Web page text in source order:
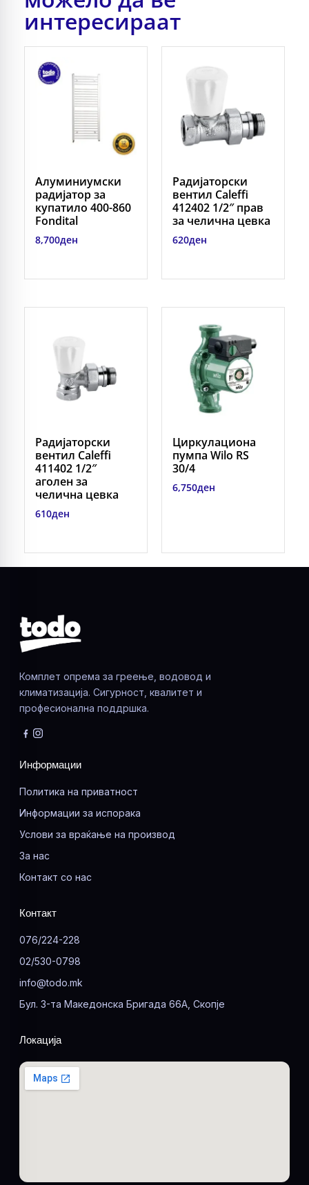
интересираат
Алуминиумски
радијатор за
купатило 400-860
Fondital
8,700ден
Радијаторски
вентил Caleffi
412402 1/2″ прав
за челична цевка
620ден
Радијаторски
вентил Caleffi
411402 1/2″
аголен за
челична цевка
610ден
Циркулациона
пумпа Wilo RS
30/4
6,750ден
Комплет опрема за греење, водовод и
климатизација. Сигурност, квалитет и
професионална поддршка.
Информации
Политика на приватност
Информации за испорака
Услови за враќање на производ
За нас
Контакт со нас
Контакт
076/224-228
02/530-0798
info@todo.mk
Бул. 3-та Македонска Бригада 66А, Скопје
Локација